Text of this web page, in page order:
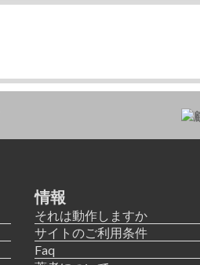
情報
それは動作しますか
サイトのご利用条件
Faq